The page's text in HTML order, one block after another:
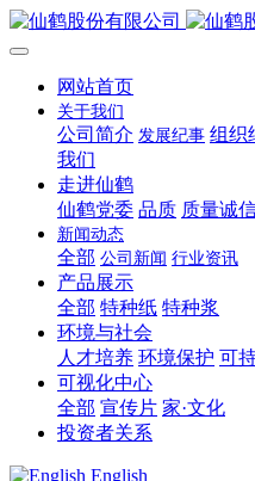
网站首页
关于我们
公司简介 发展纪事 组织
我们
走进仙鹤
仙鹤党委 品质 质量诚
新闻动态
全部 公司新闻 行业资讯
产品展示
全部 特种纸 特种浆
环境与社会
人才培养 环境保护 可
可视化中心
全部 宣传片 家·文化
投资者关系
English